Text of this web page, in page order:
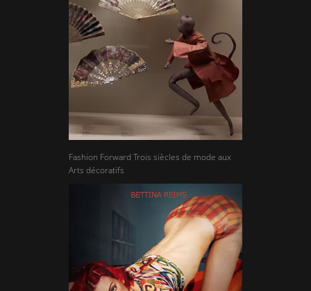
Fashion Forward Trois siècles de mode aux
Arts décoratifs